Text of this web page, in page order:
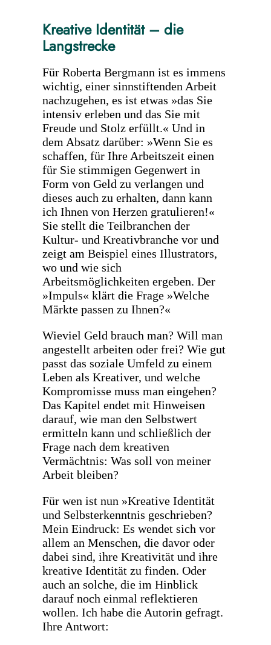
Kreative Identität – die
Langstrecke
Für Roberta Bergmann ist es immens
wichtig, einer sinnstiftenden Arbeit
nachzugehen, es ist etwas »das Sie
intensiv erleben und das Sie mit
Freude und Stolz erfüllt.« Und in
dem Absatz darüber: »Wenn Sie es
schaffen, für Ihre Arbeitszeit einen
für Sie stimmigen Gegenwert in
Form von Geld zu verlangen und
dieses auch zu erhalten, dann kann
ich Ihnen von Herzen gratulieren!«
Sie stellt die Teilbranchen der
Kultur- und Kreativbranche vor und
zeigt am Beispiel eines Illustrators,
wo und wie sich
Arbeitsmöglichkeiten ergeben. Der
»Impuls« klärt die Frage »Welche
Märkte passen zu Ihnen?«
Wieviel Geld brauch man? Will man
angestellt arbeiten oder frei? Wie gut
passt das soziale Umfeld zu einem
Leben als Kreativer, und welche
Kompromisse muss man eingehen?
Das Kapitel endet mit Hinweisen
darauf, wie man den Selbstwert
ermitteln kann und schließlich der
Frage nach dem kreativen
Vermächtnis: Was soll von meiner
Arbeit bleiben?
Für wen ist nun »Kreative Identität
und Selbsterkenntnis geschrieben?
Mein Eindruck: Es wendet sich vor
allem an Menschen, die davor oder
dabei sind, ihre Kreativität und ihre
kreative Identität zu finden. Oder
auch an solche, die im Hinblick
darauf noch einmal reflektieren
wollen. Ich habe die Autorin gefragt.
Ihre Antwort: